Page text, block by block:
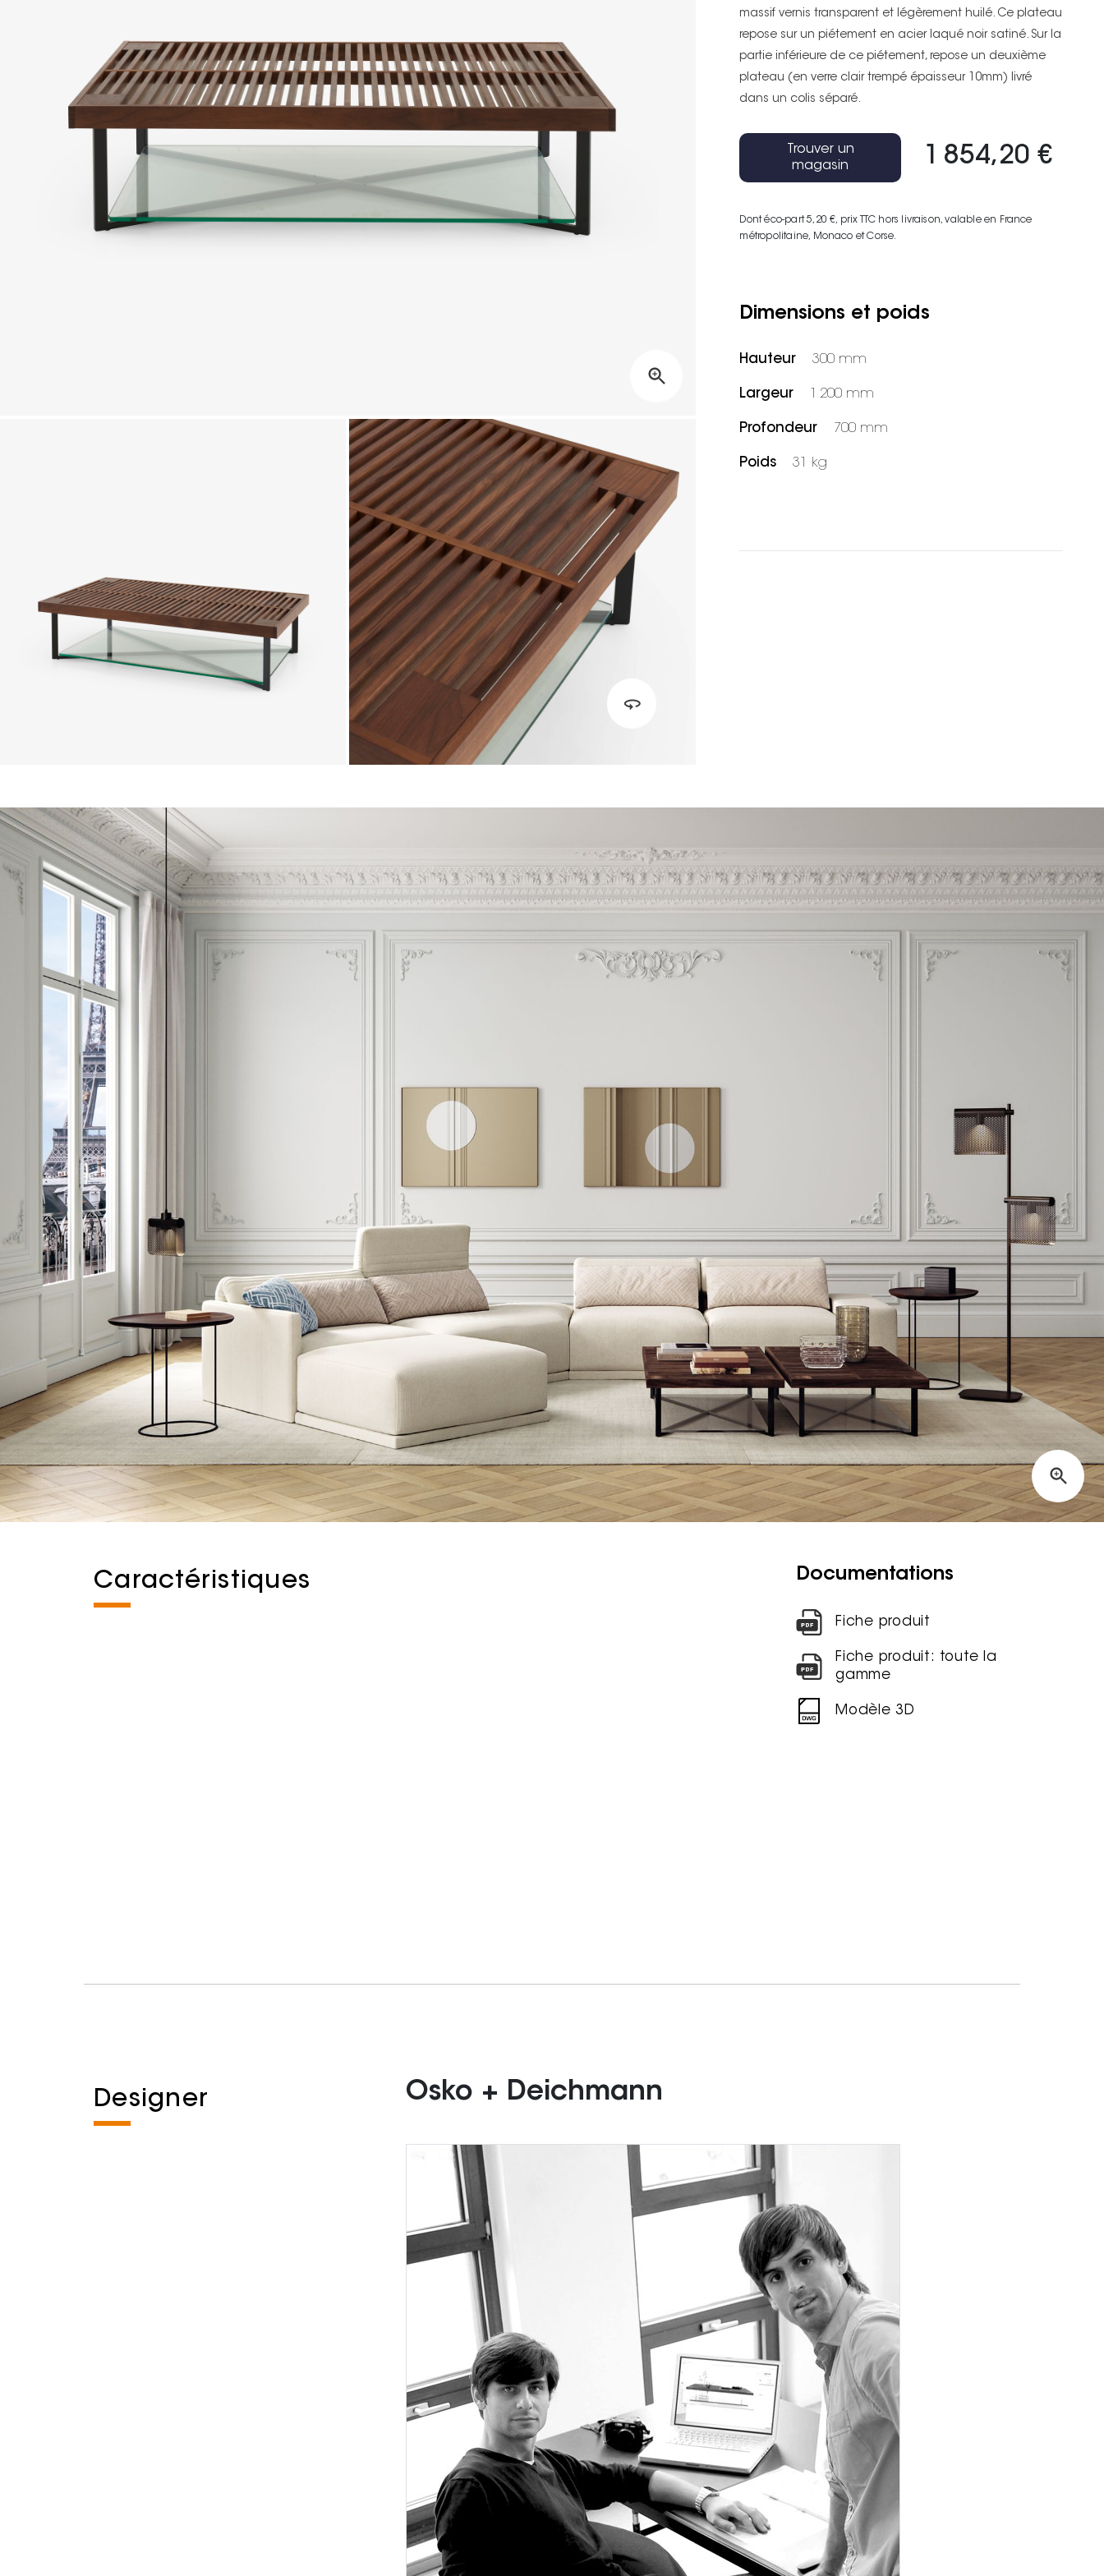
massif vernis transparent et légèrement huilé. Ce plateau
repose sur un piétement en acier laqué noir satiné. Sur la
partie inférieure de ce piétement, repose un deuxième
plateau (en verre clair trempé épaisseur 10mm) livré
dans un colis séparé.
1 854,20 €
Dont éco-part 5,20 €, prix TTC hors livraison, valable en France
métropolitaine, Monaco et Corse.
Trouver un
magasin
Dimensions et poids
Hauteur 300 mm
Largeur 1 200 mm
Profondeur 700 mm
Poids 31 kg
Caractéristiques Documentations
Fiche produit
Fiche produit: toute la
gamme
Modèle 3D
Designer Osko + Deichmann